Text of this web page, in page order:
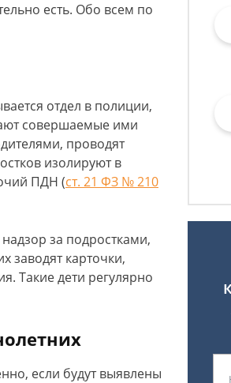
есть. Обо всем по
отдел в полиции,
совершаемые ими
проводят
изолируют в
ПДН (ст. 21 ФЗ № 210
за подростками,
заводят карточки,
Такие дети регулярно
если будут выявлены